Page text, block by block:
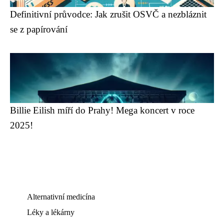
Definitivní průvodce: Jak zrušit OSVČ a nezbláznit
se z papírování
Billie Eilish míří do Prahy! Mega koncert v roce
2025!
Alternativní medicína
Léky a lékárny